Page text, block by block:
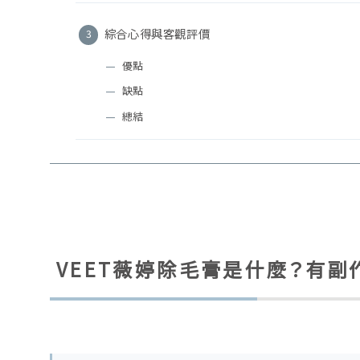
綜合心得與客觀評價
優點
缺點
總結
VEET薇婷除毛膏是什麼？有副